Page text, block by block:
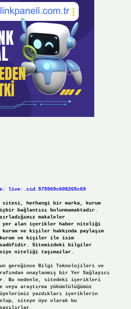
live:.cid.575569c608265c69
sitesi, herhangi bir marka, kurum
bağlantısı bulunmamaktadır.
makaleler
yer alan içerikler haber niteliği
kurum ve kişiler hakkında paylaşım
kurum ve kişiler ile isim
Sitemizdeki bilgiler
niteliği taşımazlar.
gereğince Bilgi Teknolojileri ve
onaylanmış bir Yer Sağlayıcı
Bu nedenle, sitedeki içerikleri
araştırma yükümlülüğümüz
üyelerimiz yazdıkları içeriklerin
olup, siteye üye olarak bu